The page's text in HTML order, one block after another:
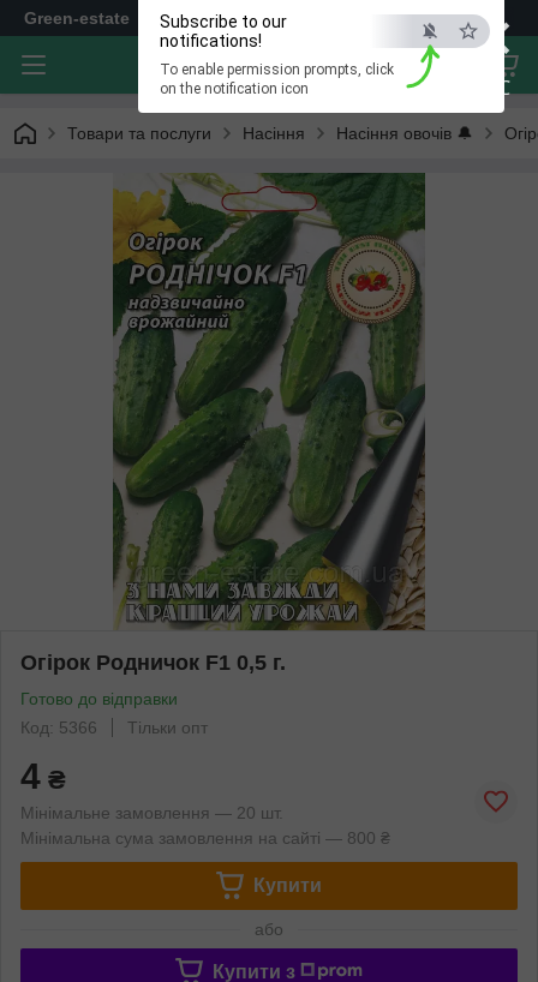
×
ESC
Subscribe to our
notifications!
To enable permission prompts, click
on the notification icon
Green-estate
Товари та послуги Насіння Насіння овочів 🔔
Огірок Родничок F1 0,5 г.
Готово до відправки
Код: 5366
Тільки опт
4 ₴
Мінімальне замовлення — 20 шт.
Мінімальна сума замовлення на сайті — 800 ₴
Купити
або
Купити з